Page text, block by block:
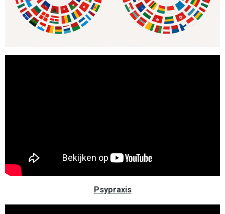
Psypraxis